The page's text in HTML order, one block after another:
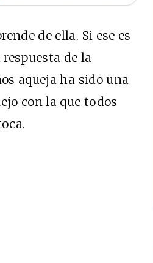
de ella. Si ese es
de la
aqueja ha sido una
con la que todos